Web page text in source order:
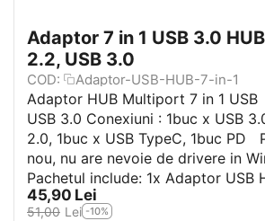
Adaptor 7 in 1 USB 3.0
2.2, USB 3.0
COD: Adaptor-USB-HUB-7-in-1
Adaptor HUB Multiport 7 in 1
USB 3.0 Conexiuni : 1buc x USB
2.0, 1buc x USB TypeC, 1buc PD
nou, nu are nevoie de drivere in
Pachetul include: 1x Adaptor USB
45,90 Lei
51,00 Lei -10%